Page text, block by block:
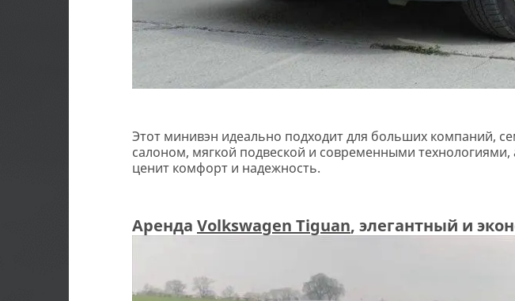
Этот минивэн идеально подходит для больших компаний,
салоном, мягкой подвеской и современными
ценит комфорт и надежность.
Аренда Volkswagen Tiguan, элегантный и